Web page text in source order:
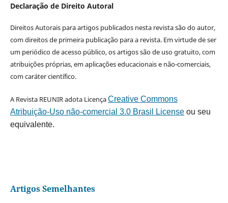
Declaração de Direito Autoral
Direitos Autorais para artigos publicados nesta revista são do autor,
com direitos de primeira publicação para a revista. Em virtude de ser
um periódico de acesso público, os artigos são de uso gratuito, com
atribuições próprias, em aplicações educacionais e não-comerciais,
com caráter científico.
A Revista REUNIR adota LicençaCreative Commons
Atribuição-Uso não-comercial 3.0 Brasil Licenseou seu
equivalente.
Artigos Semelhantes